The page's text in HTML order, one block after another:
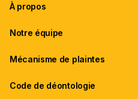
À propos
Notre équipe
Mécanisme de plaintes
Code de déontologie